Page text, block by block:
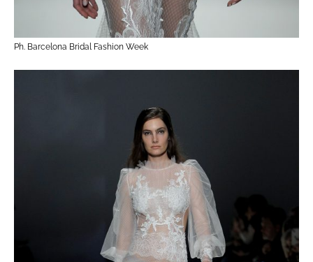
Ph. Barcelona Bridal Fashion Week